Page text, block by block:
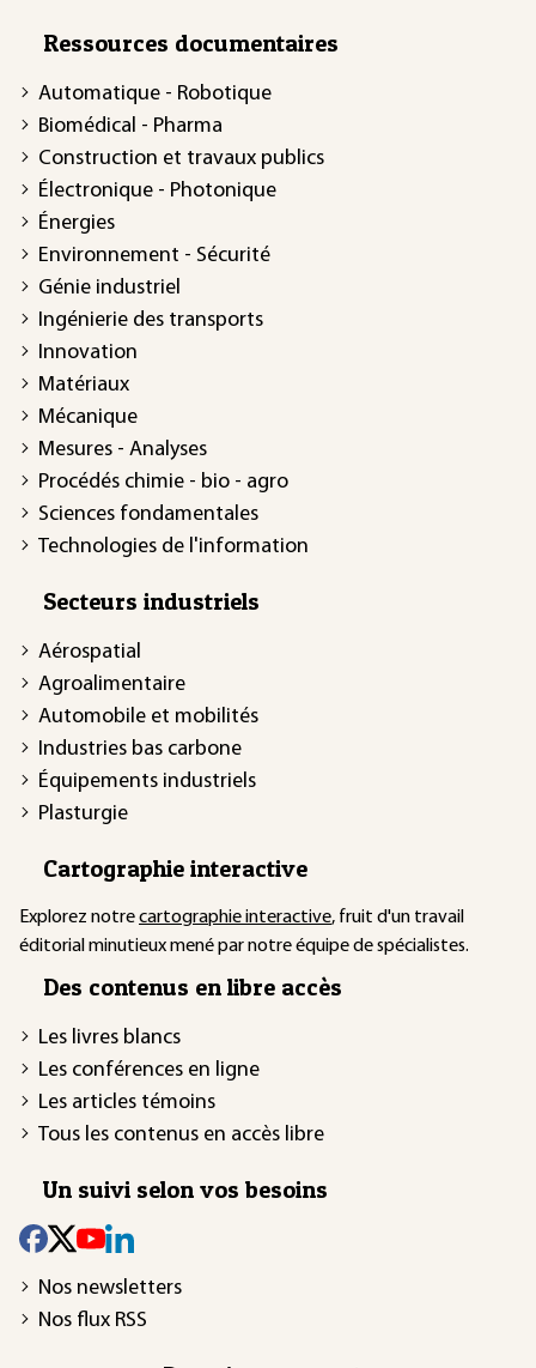
Ressources documentaires
Automatique - Robotique
Biomédical - Pharma
Construction et travaux publics
Électronique - Photonique
Énergies
Environnement - Sécurité
Génie industriel
Ingénierie des transports
Innovation
Matériaux
Mécanique
Mesures - Analyses
Procédés chimie - bio - agro
Sciences fondamentales
Technologies de l'information
Secteurs industriels
Aérospatial
Agroalimentaire
Automobile et mobilités
Industries bas carbone
Équipements industriels
Plasturgie
Cartographie interactive
Explorez notrecartographie interactive, fruit d'un travail
éditorial minutieux mené par notre équipe de spécialistes.
Des contenus en libre accès
Les livres blancs
Les conférences en ligne
Les articles témoins
Tous les contenus en accès libre
Un suivi selon vos besoins
Nos newsletters
Nos flux RSS